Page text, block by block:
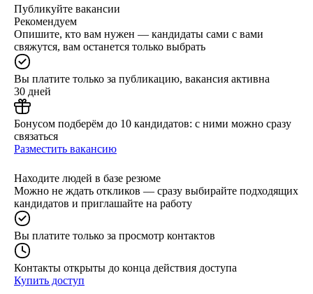
Публикуйте вакансии
Рекомендуем
Опишите, кто вам нужен — кандидаты сами с вами
свяжутся, вам останется только выбрать
Вы платите только за публикацию, вакансия активна
30 дней
Бонусом подберём до 10 кандидатов: с ними можно сразу
связаться
Разместить вакансию
Находите людей в базе резюме
Можно не ждать откликов — сразу выбирайте подходящих
кандидатов и приглашайте на работу
Вы платите только за просмотр контактов
Контакты открыты до конца действия доступа
Купить доступ